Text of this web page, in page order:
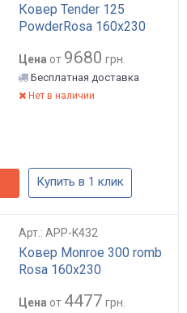
Ковер Tender 125
PowderRosa 160х230
Цена от 9680 грн.
Бесплатная доставка
Нет в наличии
Купить в 1 клик
Арт.: APP-K432
Ковер Monroe 300 romb
Rosa 160х230
Цена от 4477 грн.